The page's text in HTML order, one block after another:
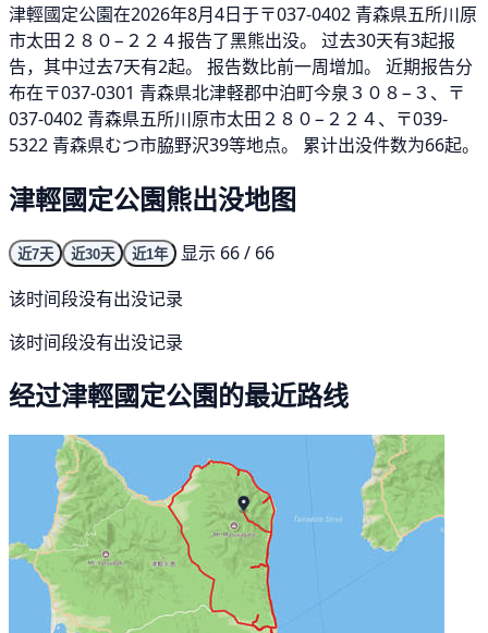
津輕國定公園在2026年8月4日于〒037-0402 青森県五所川原
市太田２８０−２２４报告了黑熊出没。 过去30天有3起报
告，其中过去7天有2起。 报告数比前一周增加。 近期报告分
布在〒037-0301 青森県北津軽郡中泊町今泉３０８−３、〒
037-0402 青森県五所川原市太田２８０−２２４、〒039-
5322 青森県むつ市脇野沢39等地点。 累计出没件数为66起。
津輕國定公園熊出没地图
近7天 近30天 近1年
显示 66 / 66
该时间段没有出没记录
该时间段没有出没记录
经过津輕國定公園的最近路线